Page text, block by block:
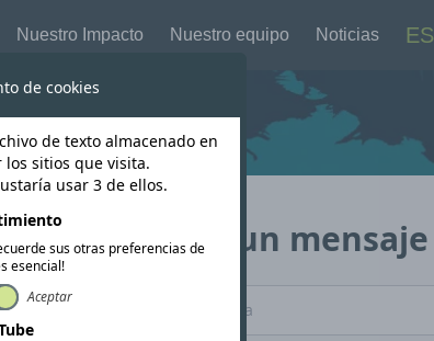
Nuestro Impacto Nuestro equipo Noticias ES
Envíanos un mensaje
de cookies
de texto almacenado en
sitios que visita.
usar 3 de ellos.
sus otras preferencias de
esencial!
Aceptar